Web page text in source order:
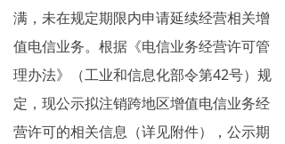
满，未在规定期限内申请延续经营相关增
值电信业务。根据《电信业务经营许可管
理办法》（工业和信息化部令第42号）规
定，现公示拟注销跨地区增值电信业务经
营许可的相关信息（详见附件），公示期